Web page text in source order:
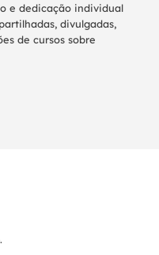
e dedicação individual
divulgadas,
de cursos sobre